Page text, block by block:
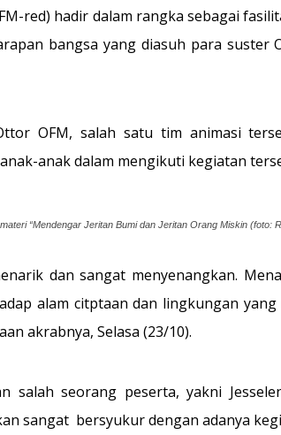
red) hadir dalam rangka sebagai
bangsa yang diasuh para suster
OFM, salah satu tim animasi
anak dalam mengikuti kegiatan
“Mendengar Jeritan Bumi dan Jeritan Orang Miskin (foto:
dan sangat menyenangkan.
alam citptaan dan lingkungan
akrabnya, Selasa (23/10).
salah seorang peserta, yakni
sangat bersyukur dengan adanya